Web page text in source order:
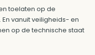
toelaten op de
vanuit veiligheids- en
op de technische staat